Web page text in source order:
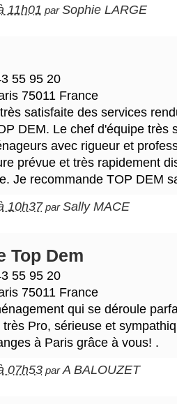
11h01 parSophie LARGE
55 95 20
75011 France
satisfaite des services
DEM. Le chef d'équipe très
avec rigueur et
prévue et très rapidement
Je recommande TOP DEM
10h37parSally MACE
Top Dem
55 95 20
75011 France
qui se déroule
Pro, sérieuse et
à Paris grâce à vous! .
07h53 parA BALOUZET